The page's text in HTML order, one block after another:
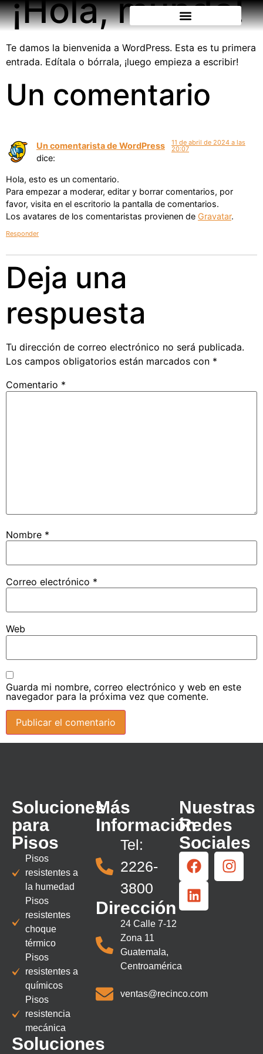
¡Hola, mundo!
Te damos la bienvenida a WordPress. Esta es tu primera
entrada. Edítala o bórrala, ¡luego empieza a escribir!
Un comentario
Un comentarista de WordPress
dice:
11 de abril de 2024 a las
20:07
Hola, esto es un comentario.
Para empezar a moderar, editar y borrar comentarios, por
favor, visita en el escritorio la pantalla de comentarios.
Los avatares de los comentaristas provienen de Gravatar.
Responder
Deja una
respuesta
Tu dirección de correo electrónico no será publicada.
Los campos obligatorios están marcados con *
Comentario *
Nombre *
Correo electrónico *
Web
Guarda mi nombre, correo electrónico y web en este
navegador para la próxima vez que comente.
Soluciones
para
Pisos
Pisos
resistentes a
la humedad
Pisos
resistentes
choque
térmico
Pisos
resistentes a
químicos
Pisos
resistencia
mecánica
Soluciones
Más
Información
Tel:
2226-
3800
Dirección
24 Calle 7-12
Zona 11
Guatemala,
Centroamérica
ventas@recinco.com
Nuestras
Redes
Sociales